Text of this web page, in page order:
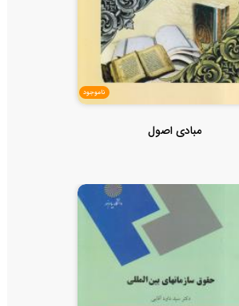
ناموجود
مبادی اصول